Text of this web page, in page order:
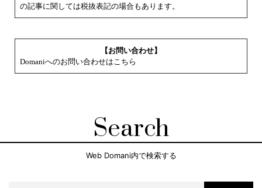
の記事に関しては税抜表記の場合もあります。
【お問い合わせ】
Domaniへのお問い合わせはこちら
Search
Web Domani内で検索する